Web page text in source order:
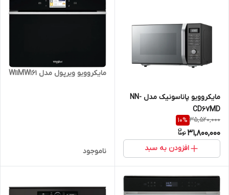
مایکروویو پاناسونیک مدل NN-
CD67MD
35,520,000
10%
31,800,000
افزودن به سبد
مایکروویو ویرپول مدل W11MW161
ناموجود